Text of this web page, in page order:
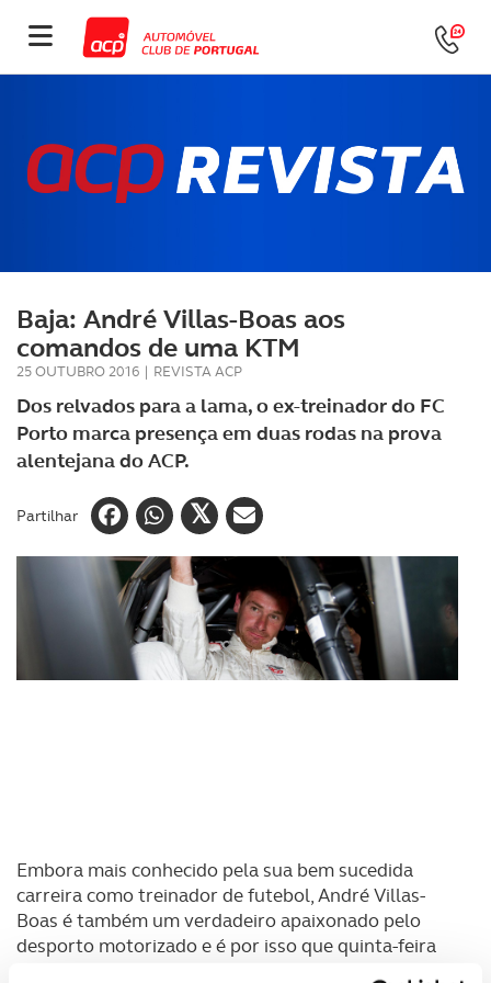
Baja: André Villas-Boas aos
comandos de uma KTM
25 OUTUBRO 2016 | REVISTA ACP
Dos relvados para a lama, o ex-treinador do FC
Porto marca presença em duas rodas na prova
alentejana do ACP.
Partilhar
Embora mais conhecido pela sua bem sucedida
carreira como treinador de futebol, André Villas-
Boas é também um verdadeiro apaixonado pelo
desporto motorizado e é por isso que quinta-feira